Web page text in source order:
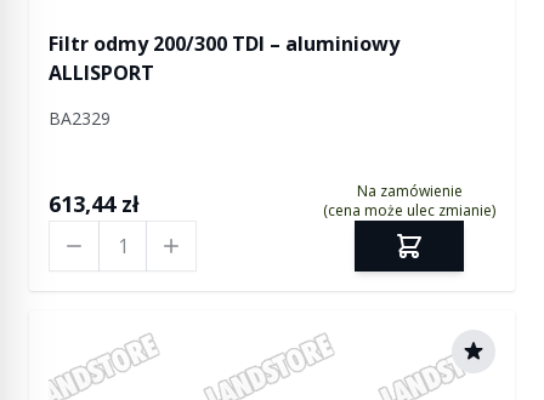
Filtr odmy 200/300 TDI – aluminiowy
ALLISPORT
BA2329
613,44 zł
Na zamówienie
(cena może ulec zmianie)